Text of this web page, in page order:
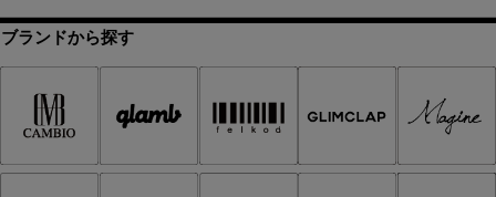
ブランドから探す